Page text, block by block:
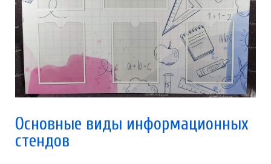
Основные виды информационных
стендов